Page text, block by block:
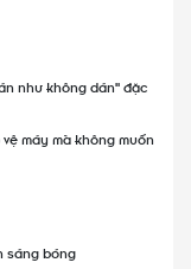
như không dán" đặc
máy mà không muốn
sáng bóng